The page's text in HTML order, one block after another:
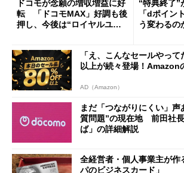
ドコモが念願の増収増益に好
転 「ドコモMAX」好調も後
押し、今後は“ロイヤルユー
“特典終了”
「dポイン
う変わる
「え、こんなセールやっ
以上が続々登場！Amazon
AD（Amazon）
まだ「つながりにくい」声
質問題”の現在地 前田社
ば」の詳細解説
全経営者・個人事業主が作
パのビジネスカード」